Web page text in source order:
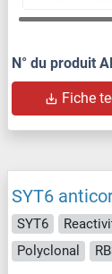
N° du produit
Fiche
SYT6
SYT6
Polyclonal